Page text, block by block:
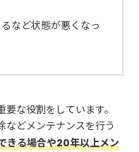
など状態が悪くなっ
な役割をしています。
などメンテナンスを行う
きる場合や20年以上メン